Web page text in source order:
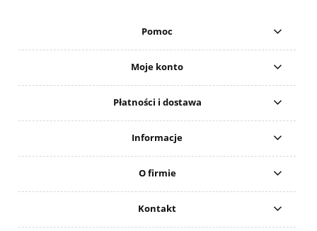
Pomoc
Moje konto
Płatności i dostawa
Informacje
O firmie
Kontakt